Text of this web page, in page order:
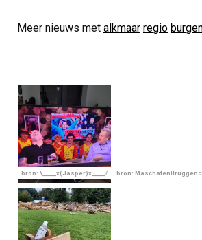
Meer nieuws met alkmaar regio
bron: \_____x(Jasper)x_____/ bron: